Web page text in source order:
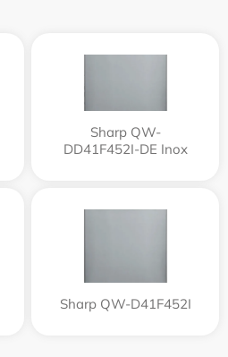
Sharp QW-
DD41F452I-DE Inox
Sharp QW-D41F452I